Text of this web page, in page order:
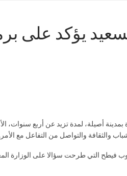
يؤكد على
أصيلة، لمدة تزيد عن أربع سنوات،
والثقافة والتواصل من التفاعل مع
فيطح التي طرحت سؤالا على الوزارة